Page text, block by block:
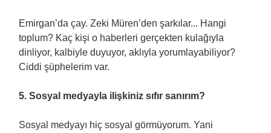
Emirgan’da çay. Zeki Müren’den şarkılar... Hangi
toplum? Kaç kişi o haberleri gerçekten kulağıyla
dinliyor, kalbiyle duyuyor, aklıyla yorumlayabiliyor?
Ciddi şüphelerim var.
5. Sosyal medyayla ilişkiniz sıfır sanırım?
Sosyal medyayı hiç sosyal görmüyorum. Yani